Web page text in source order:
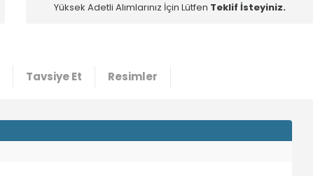
Yüksek Adetli Alımlarınız İçin Lütfen Teklif İsteyiniz.
Tavsiye Et Resimler